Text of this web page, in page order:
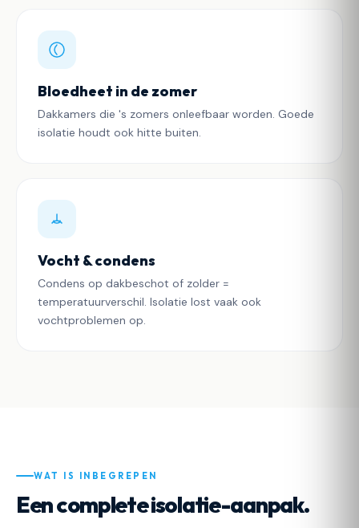
Bloedheet in de zomer
Dakkamers die 's zomers onleefbaar worden. Goede
isolatie houdt ook hitte buiten.
Vocht & condens
Condens op dakbeschot of zolder =
temperatuurverschil. Isolatie lost vaak ook
vochtproblemen op.
WAT IS INBEGREPEN
Een complete isolatie-aanpak.